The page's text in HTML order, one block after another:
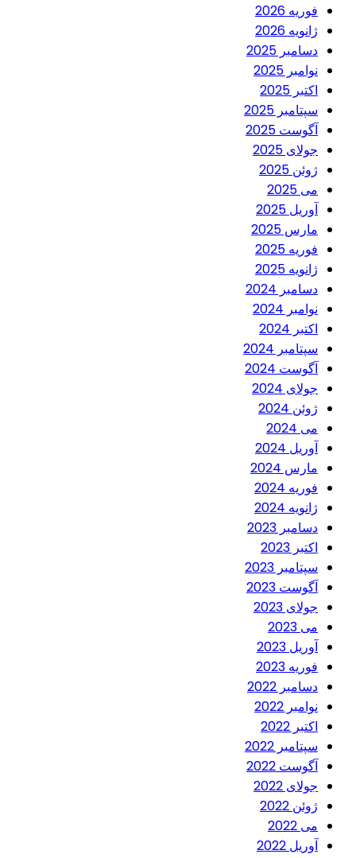
فوریه 2026
ژانویه 2026
دسامبر 2025
نوامبر 2025
اکتبر 2025
سپتامبر 2025
آگوست 2025
جولای 2025
ژوئن 2025
می 2025
آوریل 2025
مارس 2025
فوریه 2025
ژانویه 2025
دسامبر 2024
نوامبر 2024
اکتبر 2024
سپتامبر 2024
آگوست 2024
جولای 2024
ژوئن 2024
می 2024
آوریل 2024
مارس 2024
فوریه 2024
ژانویه 2024
دسامبر 2023
اکتبر 2023
سپتامبر 2023
آگوست 2023
جولای 2023
می 2023
آوریل 2023
فوریه 2023
دسامبر 2022
نوامبر 2022
اکتبر 2022
سپتامبر 2022
آگوست 2022
جولای 2022
ژوئن 2022
می 2022
آوریل 2022